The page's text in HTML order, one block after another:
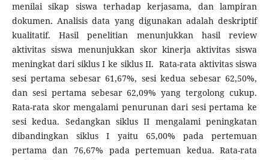
menilai sikap siswa terhadap kerjasama, dan lampiran
dokumen. Analisis data yang digunakan adalah deskriptif
kualitatif. Hasil penelitian menunjukkan hasil review
aktivitas siswa menunjukkan skor kinerja aktivitas siswa
meningkat dari siklus I ke siklus II. Rata-rata aktivitas siswa
sesi pertama sebesar 61,67%, sesi kedua sebesar 62,50%,
dan sesi pertama sebesar 62,09% yang tergolong cukup.
Rata-rata skor mengalami penurunan dari sesi pertama ke
sesi kedua. Sedangkan siklus II mengalami peningkatan
dibandingkan siklus I yaitu 65,00% pada pertemuan
pertama dan 76,67% pada pertemuan kedua. Rata-rata